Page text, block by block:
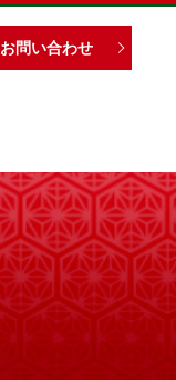
お問い合わせ